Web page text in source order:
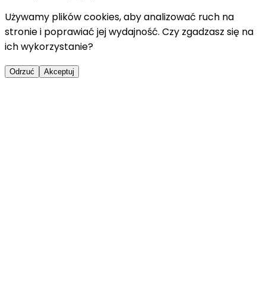
Używamy plików cookies, aby analizować ruch na
stronie i poprawiać jej wydajność. Czy zgadzasz się na
ich wykorzystanie?
Odrzuć Akceptuj